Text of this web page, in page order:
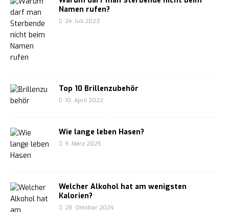
Namen rufen?
24. Juli 2023
Top 10 Brillenzubehör
10. April 2022
Wie lange leben Hasen?
9. März 2025
Welcher Alkohol hat am wenigsten
Kalorien?
28. Oktober 2024